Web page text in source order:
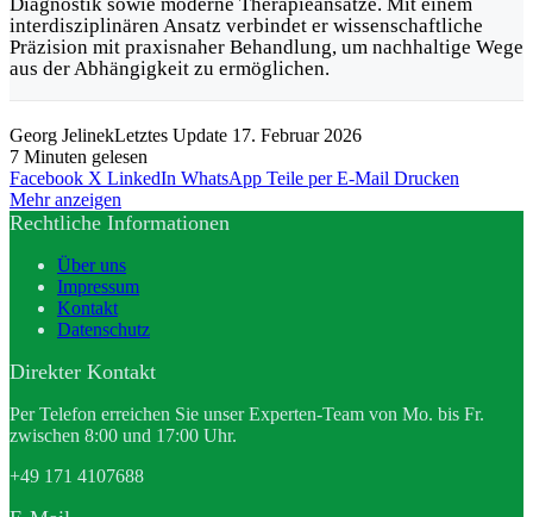
interdisziplinären Ansatz verbindet er wissenschaftliche
Präzision mit praxisnaher Behandlung, um nachhaltige Wege
aus der Abhängigkeit zu ermöglichen.
Georg JelinekLetztes Update 17. Februar 2026
7 Minuten gelesen
Facebook X LinkedIn WhatsApp Teile per E-Mail Drucken
Mehr anzeigen
Rechtliche Informationen
Über uns
Impressum
Kontakt
Datenschutz
Direkter Kontakt
Per Telefon erreichen Sie unser Experten-Team von Mo. bis Fr.
zwischen 8:00 und 17:00 Uhr.
+49 171 4107688